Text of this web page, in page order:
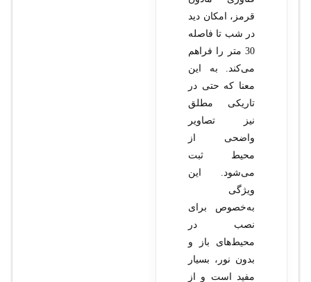
قرمز، امکان دید
در شب تا فاصله
30 متر را فراهم
می‌کند. به این
معنا که حتی در
تاریکی مطلق
نیز تصاویر
واضحی از
محیط ثبت
می‌شود. این
ویژگی
به‌خصوص برای
نصب در
محیط‌های باز و
بدون نور، بسیار
مفید است و از